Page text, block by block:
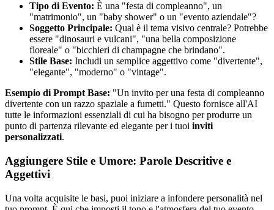
Tipo di Evento: È una "festa di compleanno", un
"matrimonio", un "baby shower" o un "evento aziendale"?
Soggetto Principale: Qual è il tema visivo centrale? Potrebbe
essere "dinosauri e vulcani", "una bella composizione
floreale" o "bicchieri di champagne che brindano".
Stile Base: Includi un semplice aggettivo come "divertente",
"elegante", "moderno" o "vintage".
Esempio di Prompt Base: "Un invito per una festa di compleanno
divertente con un razzo spaziale a fumetti." Questo fornisce all'AI
tutte le informazioni essenziali di cui ha bisogno per produrre un
punto di partenza rilevante ed elegante per i tuoi inviti
personalizzati.
Aggiungere Stile e Umore: Parole Descritive e
Aggettivi
Una volta acquisite le basi, puoi iniziare a infondere personalità nel